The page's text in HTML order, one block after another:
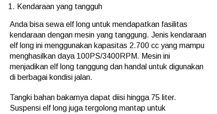
Kendaraan yang tangguh
Anda bisa sewa elf long untuk mendapatkan fasilitas
kendaraan dengan mesin yang tanggung. Jenis kendaraan
elf long ini menggunakan kapasitas 2.700 cc yang mampu
menghasilkan daya 100PS/3400RPM. Mesin ini
menjadikan elf long tanggung dan handal untuk digunakan
di berbagai kondisi jalan.
Tangki bahan bakarnya dapat diisi hingga 75 liter.
Suspensi elf long juga tergolong mantap untuk